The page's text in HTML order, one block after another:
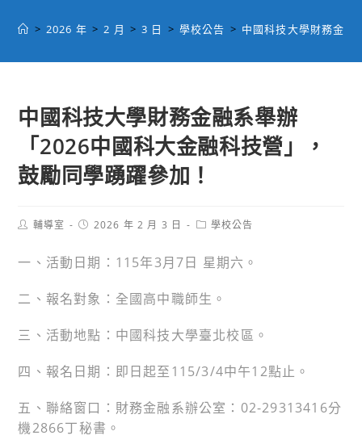
> 2026 年 > 2 月 > 3 日 > 學校公告 > 中國科技大學財務金
中國科技大學財務金融系舉辦
「2026中國科大金融科技營」，
鼓勵同學踴躍參加！
Post輔導室
Post2026 年 2 月 3 日
Post學校公告
一、活動日期：115年3月7日 星期六。
二、報名對象：全國高中職師生。
三、活動地點：中國科技大學臺北校區。
四、報名日期：即日起至115/3/4中午12點止。
五、聯絡窗口：財務金融系辦公室：02-29313416分
機2866丁秘書。